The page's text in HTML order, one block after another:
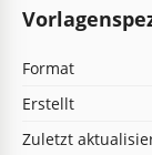
Format
Erstellt
Zuletzt